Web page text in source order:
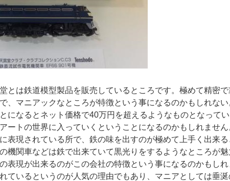
とは鉄道模型製品を販売しているところです。極めて精密
、マニアックなところが特徴という事になるのかもしれな
になるとネット価格で40万円を超えるようなものとなって
ートの世界に入っていくということになるのかもしれません
表現されている所で、鉄の味を出すのが極めて上手く出来
機関車などは鉄で出来ていて黒光りをするようなところが
表現が出来るのがこの会社の特徴という事になるのかもし
ているというのが人気の理由でもあり、マニアとしては垂